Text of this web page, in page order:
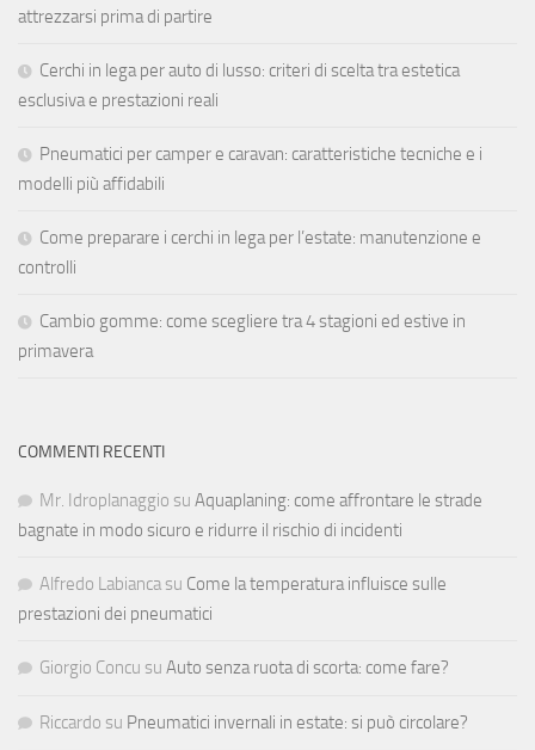
attrezzarsi prima di partire
Cerchi in lega per auto di lusso: criteri di scelta tra estetica
esclusiva e prestazioni reali
Pneumatici per camper e caravan: caratteristiche tecniche e i
modelli più affidabili
Come preparare i cerchi in lega per l’estate: manutenzione e
controlli
Cambio gomme: come scegliere tra 4 stagioni ed estive in
primavera
COMMENTI RECENTI
Mr. Idroplanaggio su Aquaplaning: come affrontare le strade
bagnate in modo sicuro e ridurre il rischio di incidenti
Alfredo Labianca su Come la temperatura influisce sulle
prestazioni dei pneumatici
Giorgio Concu su Auto senza ruota di scorta: come fare?
Riccardo su Pneumatici invernali in estate: si può circolare?